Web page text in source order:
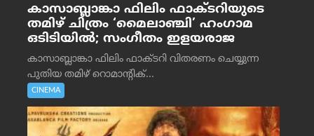
കാസാബ്ലാങ്കാ ഫിലിം ഫാക്ടറിയുടെ
തമിഴ് ചിത്രം ‘മൈലാഞ്ചി’ ഹംഗാമ
ഒടിടിയിൽ; സംഗീതം ഇളയരാജ
കാസാബ്ലാങ്കാ ഫിലിം ഫാക്ടറി വിതരണം ചെയ്യുന്ന
പുതിയ തമിഴ് റൊമാന്റിക്...
CINEMA